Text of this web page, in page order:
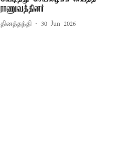
ராணுவத்தினர்
தினத்தந்தி 30 Jun 2026